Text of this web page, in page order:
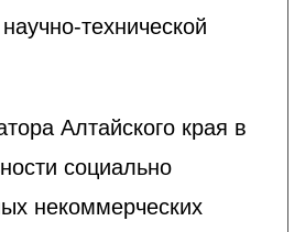
технической
Алтайского края в
социально
некоммерческих